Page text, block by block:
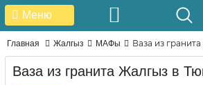
Меню
Главная Жалгыз МАФы Ваза из
Ваза из гранита Жалгыз в